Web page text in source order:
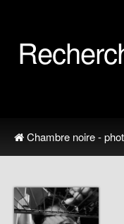
Chambre noire -